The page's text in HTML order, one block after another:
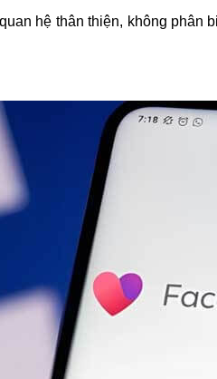
hệ thân thiện, không